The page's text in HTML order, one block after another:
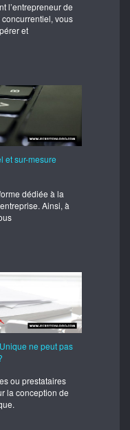
l’entrepreneur de
vous
et
et sur-mesure
dédiée à la
Ainsi, à
ne peut pas
ou prestataires
la conception de